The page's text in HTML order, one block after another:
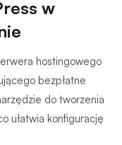
w
hostingowego
bezpłatne
do tworzenia
ułatwia konfigurację